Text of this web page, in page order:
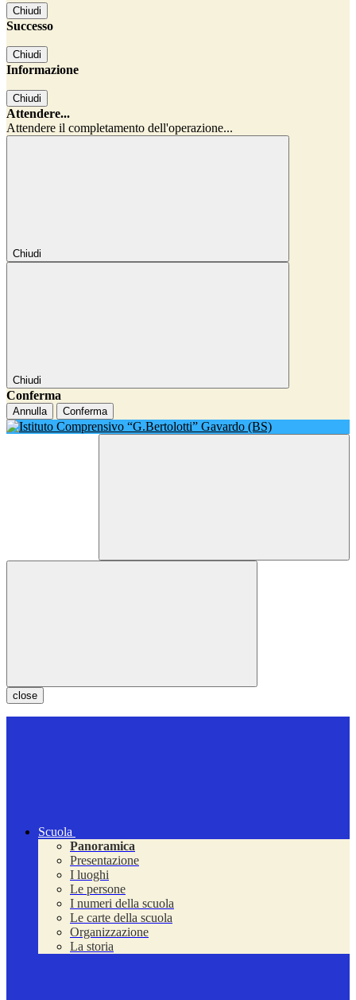
Chiudi
Successo
Chiudi
Informazione
Chiudi
Attendere...
Attendere il completamento dell'operazione...
Chiudi
Chiudi
Conferma
Annulla Conferma
close
Scuola
Panoramica
Presentazione
I luoghi
Le persone
I numeri della scuola
Le carte della scuola
Organizzazione
La storia